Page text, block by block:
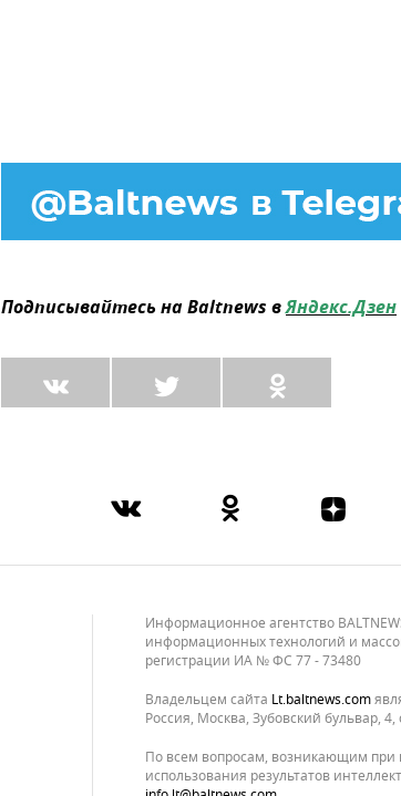
Подписывайтесь на Baltnews вЯндекс.Дзен
Информационное агентство
информационных технологий и
регистрации ИА № ФС 77 - 73480
Владельцем сайта lt.baltnews.com
Россия, Москва, Зубовский бульвар, 4,
По всем вопросам, возникающим при
использования результатов